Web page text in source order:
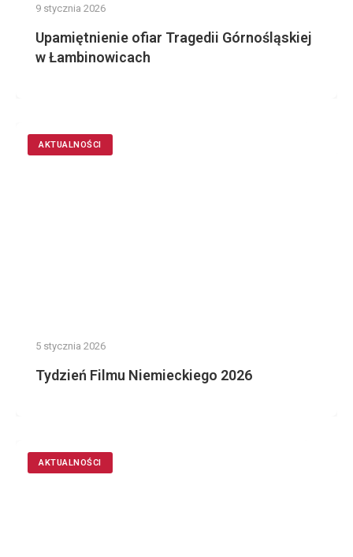
9 stycznia 2026
Upamiętnienie ofiar Tragedii Górnośląskiej
w Łambinowicach
AKTUALNOŚCI
5 stycznia 2026
Tydzień Filmu Niemieckiego 2026
AKTUALNOŚCI